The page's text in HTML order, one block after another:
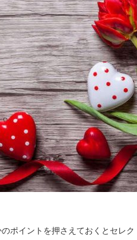
ポイントを押さえておくとセレ